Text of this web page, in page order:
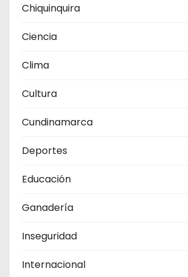
Chiquinquira
Ciencia
Clima
Cultura
Cundinamarca
Deportes
Educación
Ganadería
Inseguridad
Internacional